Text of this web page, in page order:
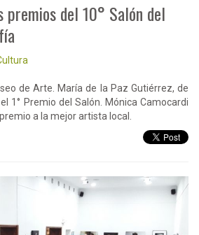
premios del 10° Salón del
de Arte. María de la Paz Gutiérrez, de
1° Premio del Salón. Mónica Camocardi
a la mejor artista local.